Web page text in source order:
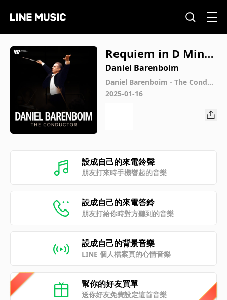
Requiem in D Mino
r, K. 626: XI. Sanctus
Daniel Barenboim
Daniel Barenboim - The Conduc
tor
2025-01-16
設成自己的來電鈴聲
朋友打來時手機響起的音樂
設成自己的來電答鈴
朋友打給你時對方聽到的音樂
設成自己的背景音樂
LINE 個人檔案頁的心情音樂
幫你的好友買單
送你好友免費設定這首音樂